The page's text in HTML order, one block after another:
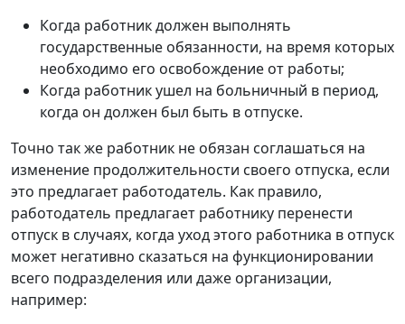
Когда работник должен выполнять
государственные обязанности, на время которых
необходимо его освобождение от работы;
Когда работник ушел на больничный в период,
когда он должен был быть в отпуске.
Точно так же работник не обязан соглашаться на
изменение продолжительности своего отпуска, если
это предлагает работодатель. Как правило,
работодатель предлагает работнику перенести
отпуск в случаях, когда уход этого работника в отпуск
может негативно сказаться на функционировании
всего подразделения или даже организации,
например: